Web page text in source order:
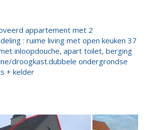
appartement met 2
: ruime living met open keuken 37
inloopdouche, apart toilet, berging
droogkast.dubbele ondergrondse
+ kelder